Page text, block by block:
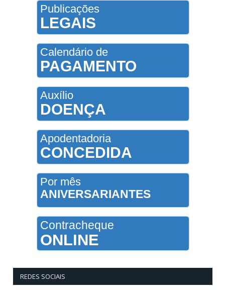
Publicações
LEGAIS
Calendário de
PAGAMENTO
Auxílio
DOENÇA
Apodentadoria
CONCEDIDA
Por mês
ANIVERSARIANTES
Contracheque
ONLINE
REDES SOCIAIS